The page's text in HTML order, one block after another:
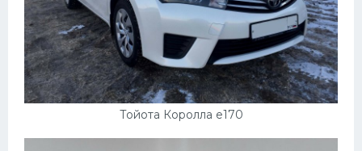
Тойота Королла е170